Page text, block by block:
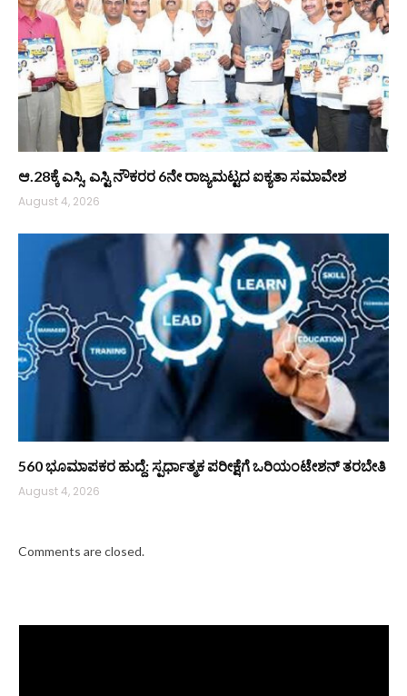
ಆ.28ಕ್ಕೆ ಎಸ್ಸಿ, ಎಸ್ಟಿ ನೌಕರರ 6ನೇ ರಾಜ್ಯಮಟ್ಟದ ಐಕ್ಯತಾ ಸಮಾವೇಶ
August 4, 2026
560 ಭೂಮಾಪಕರ ಹುದ್ದೆ: ಸ್ಪರ್ಧಾತ್ಮಕ ಪರೀಕ್ಷೆಗೆ ಒರಿಯಂಟೇಶನ್ ತರಬೇತಿ
August 4, 2026
Comments are closed.